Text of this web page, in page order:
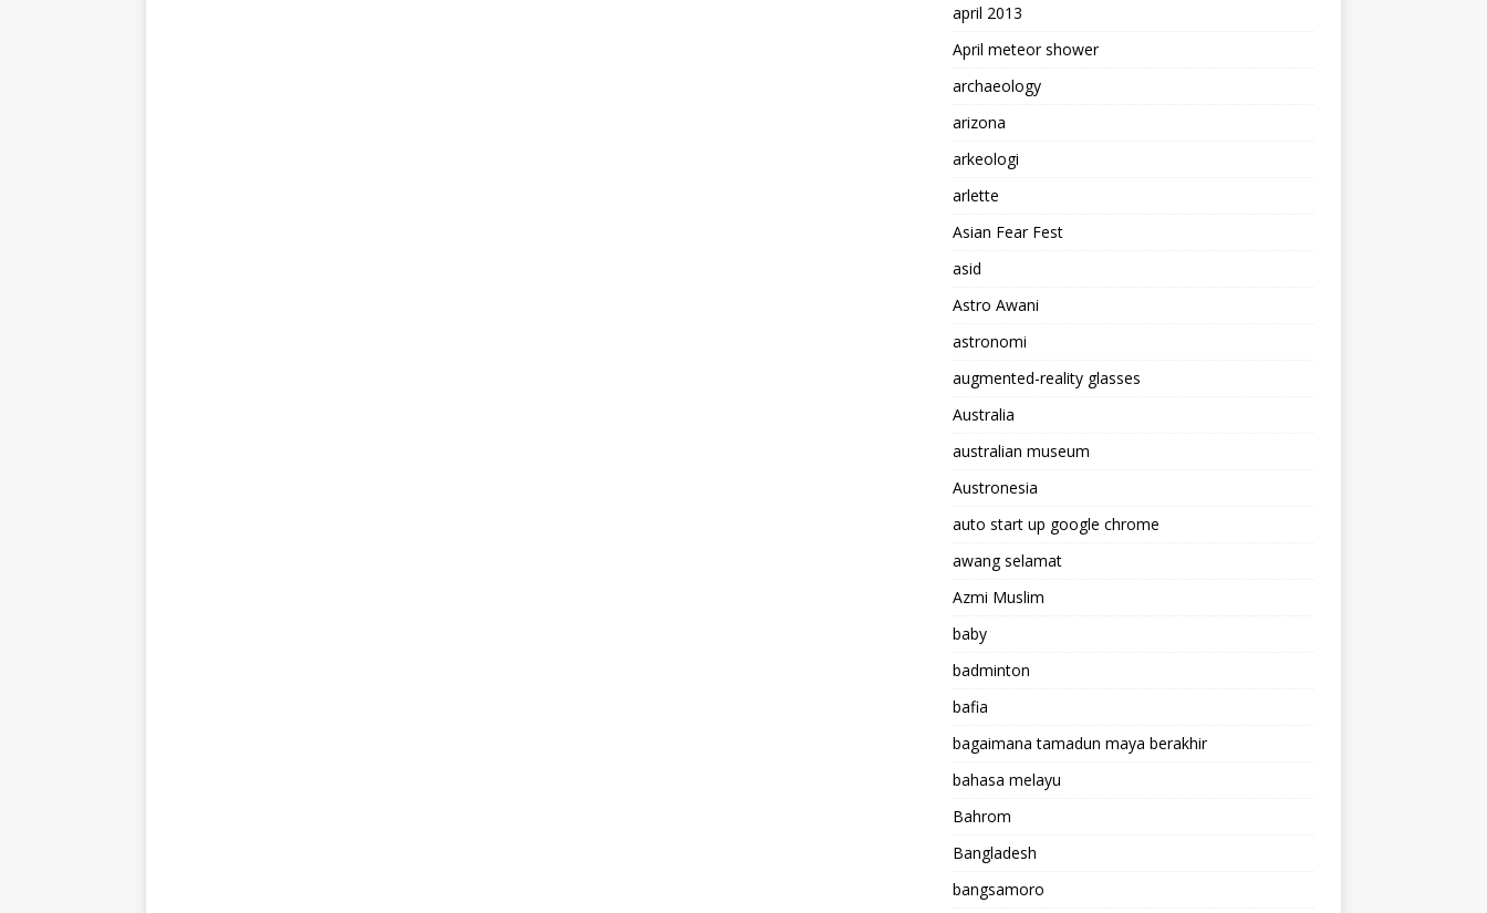
april 2013
April meteor shower
archaeology
arizona
arkeologi
arlette
Asian Fear Fest
asid
Astro Awani
astronomi
augmented-reality glasses
Australia
australian museum
Austronesia
auto start up google chrome
awang selamat
Azmi Muslim
baby
badminton
bafia
bagaimana tamadun maya berakhir
bahasa melayu
Bahrom
Bangladesh
bangsamoro